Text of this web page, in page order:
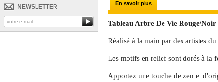
NEWSLETTER En savoir plus
Tableau Arbre De Vie Rouge/
Réalisé à la main par des artistes
Les motifs en relief sont dorés à la
Apportez une touche de zen et